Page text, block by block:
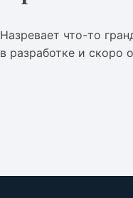
Назревает что-то
в разработке и скоро